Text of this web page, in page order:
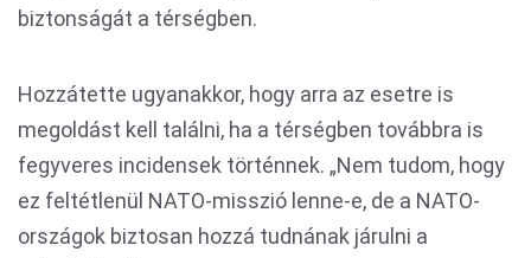
biztonságát a térségben.
Hozzátette ugyanakkor, hogy arra az esetre is
megoldást kell találni, ha a térségben továbbra is
fegyveres incidensek történnek. „Nem tudom, hogy
ez feltétlenül NATO-misszió lenne-e, de a NATO-
országok biztosan hozzá tudnának járulni a